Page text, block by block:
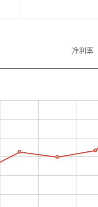
净利率